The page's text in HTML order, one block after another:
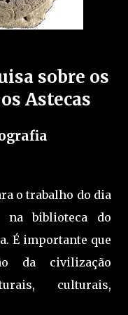
sobre os
Astecas
o trabalho do dia
na biblioteca do
É importante que
da civilização
culturais,